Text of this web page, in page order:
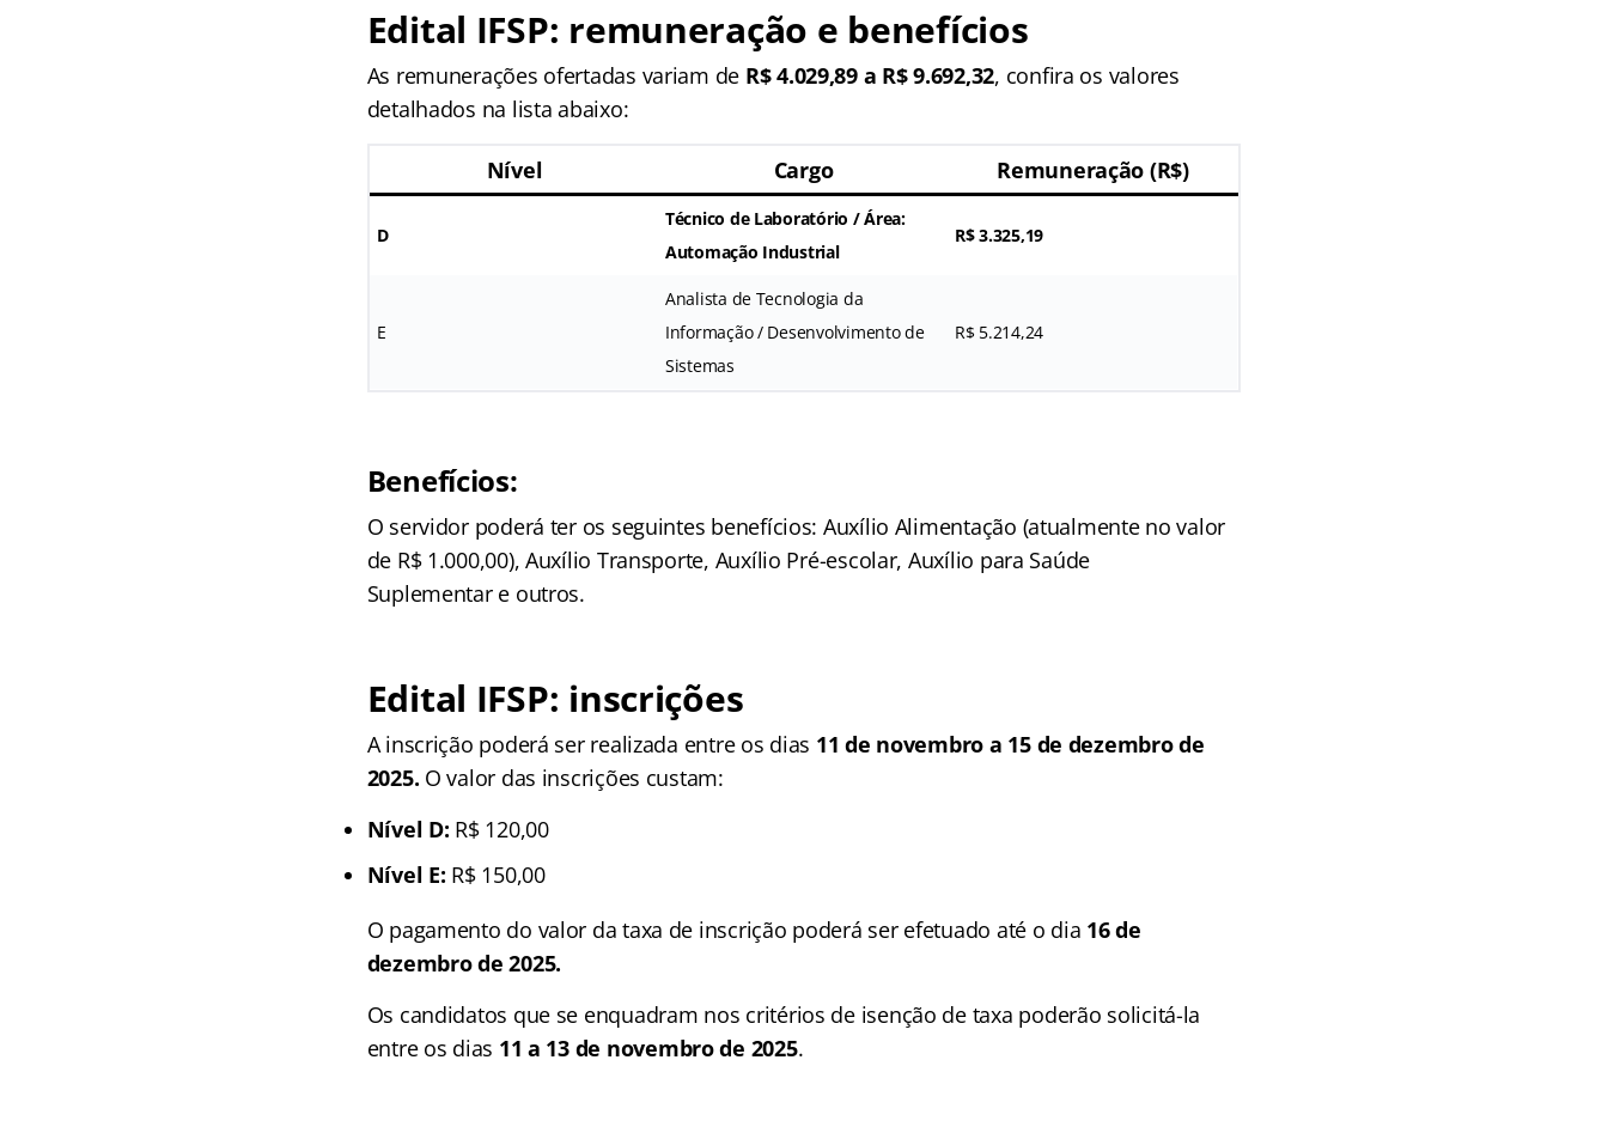
Edital IFSP: remuneração e benefícios
As remunerações ofertadas variam de R$ 4.029,89 a R$ 9.692,32, confira os valores
detalhados na lista abaixo:
Nível Cargo Remuneração (R$)
D
Técnico de Laboratório / Área:
Automação Industrial
R$ 3.325,19
E
Analista de Tecnologia da
Informação / Desenvolvimento de
Sistemas
R$ 5.214,24
Benefícios:
O servidor poderá ter os seguintes benefícios: Auxílio Alimentação (atualmente no valor
de R$ 1.000,00), Auxílio Transporte, Auxílio Pré-escolar, Auxílio para Saúde
Suplementar e outros.
Edital IFSP: inscrições
A inscrição poderá ser realizada entre os dias 11 de novembro a 15 de dezembro de
2025. O valor das inscrições custam:
Nível D: R$ 120,00
Nível E: R$ 150,00
O pagamento do valor da taxa de inscrição poderá ser efetuado até o dia 16 de
dezembro de 2025.
Os candidatos que se enquadram nos critérios de isenção de taxa poderão solicitá-la
entre os dias 11 a 13 de novembro de 2025.